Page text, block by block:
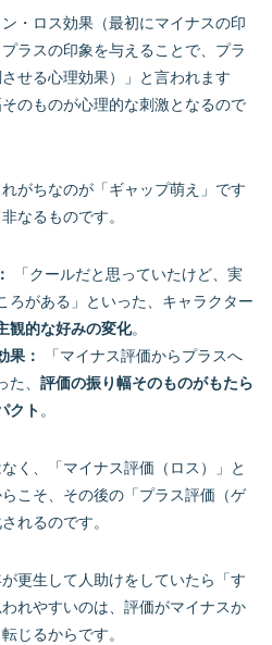
・ロス効果（最初にマイナスの印
ラスの印象を与えることで、プラ
せる心理効果）」と言われます
のものが心理的な刺激となるので
がちなのが「ギャップ萌え」です
なるものです。
「クールだと思っていたけど、実
ろがある」といった、キャラクター
観的な好みの変化。
果：
「マイナス評価からプラスへ
、 評価の振り幅そのものがもたら
クト 。
く、「マイナス評価（ロス）」と
こそ、その後の「プラス評価（ゲ
れるのです。
更生して人助けをしていたら「す
れやすいのは、評価がマイナスか
じるからです。